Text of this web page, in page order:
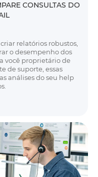
CONSULTAS DO
relatórios robustos,
o desempenho dos
você proprietário de
de suporte, essas
análises do seu help